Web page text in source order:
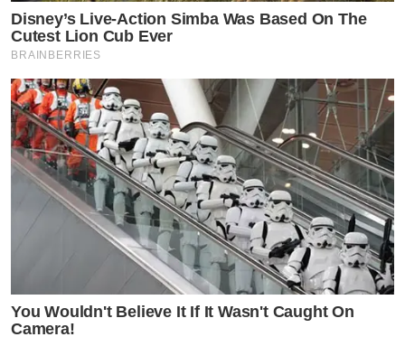
Disney’s Live-Action Simba Was Based On The
Cutest Lion Cub Ever
BRAINBERRIES
You Wouldn't Believe It If It Wasn't Caught On
Camera!